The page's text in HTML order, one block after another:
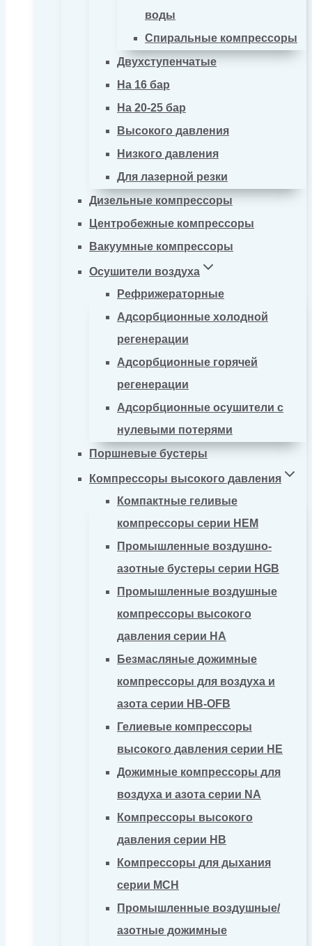
воды
Спиральные компрессоры
Двухступенчатые
На 16 бар
На 20-25 бар
Высокого давления
Низкого давления
Для лазерной резки
Дизельные компрессоры
Центробежные компрессоры
Вакуумные компрессоры
Осушители воздуха
Рефрижераторные
Адсорбционные холодной
регенерации
Адсорбционные горячей
регенерации
Адсорбционные осушители с
нулевыми потерями
Поршневые бустеры
Компрессоры высокого давления
Компактные геливые
компрессоры серии HEM
Промышленные воздушно-
азотные бустеры серии HGB
Промышленные воздушные
компрессоры высокого
давления серии HA
Безмасляные дожимные
компрессоры для воздуха и
азота серии HB-OFB
Гелиевые компрессоры
высокого давления серии HE
Дожимные компрессоры для
воздуха и азота серии NA
Компрессоры высокого
давления серии HB
Компрессоры для дыхания
серии MCH
Промышленные воздушные/
азотные дожимные